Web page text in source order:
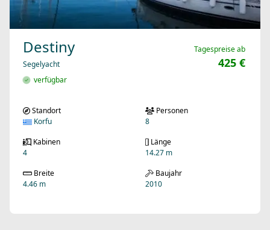
Destiny
Segelyacht
verfügbar
Tagespreise ab
425 €
Standort
Korfu
Personen
8
Kabinen
4
Länge
14.27 m
Breite
4.46 m
Baujahr
2010